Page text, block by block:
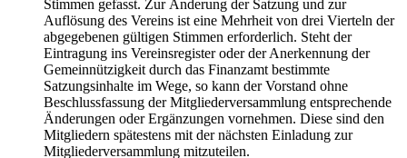
Stimmen gefasst. Zur Änderung der Satzung und zur
Auflösung des Vereins ist eine Mehrheit von drei Vierteln der
abgegebenen gültigen Stimmen erforderlich. Steht der
Eintragung ins Vereinsregister oder der Anerkennung der
Gemeinnützigkeit durch das Finanzamt bestimmte
Satzungsinhalte im Wege, so kann der Vorstand ohne
Beschlussfassung der Mitgliederversammlung entsprechende
Änderungen oder Ergänzungen vornehmen. Diese sind den
Mitgliedern spätestens mit der nächsten Einladung zur
Mitgliederversammlung mitzuteilen.